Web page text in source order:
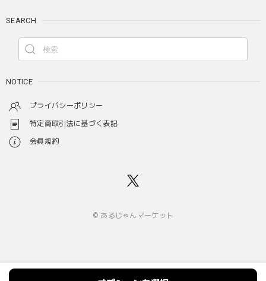
SEARCH
NOTICE
プライバシーポリシー
特定商取引法に基づく表記
会員規約
© あるじゃんマーケット